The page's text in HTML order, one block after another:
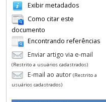
Exibir metadados
Como citar este
documento
Encontrando referências
Enviar artigo via e-mail
(Restrito a usuários cadastrados)
E-mail ao autor (Restrito a
usuários cadastrados)